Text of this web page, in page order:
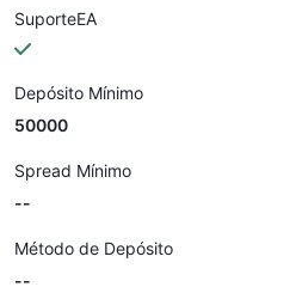
SuporteEA
Depósito Mínimo
50000
Spread Mínimo
--
Método de Depósito
--